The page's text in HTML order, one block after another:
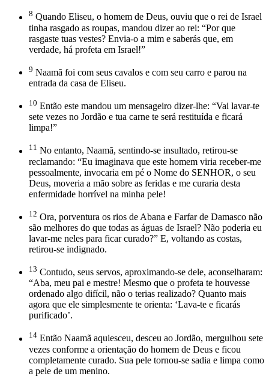
8 Quando Eliseu, o homem de Deus, ouviu que o rei de Israel
tinha rasgado as roupas, mandou dizer ao rei: “Por que
rasgaste tuas vestes? Envia-o a mim e saberás que, em
verdade, há profeta em Israel!”
9 Naamã foi com seus cavalos e com seu carro e parou na
entrada da casa de Eliseu.
10 Então este mandou um mensageiro dizer-lhe: “Vai lavar-te
sete vezes no Jordão e tua carne te será restituída e ficará
limpa!”
11 No entanto, Naamã, sentindo-se insultado, retirou-se
reclamando: “Eu imaginava que este homem viria receber-me
pessoalmente, invocaria em pé o Nome do SENHOR, o seu
Deus, moveria a mão sobre as feridas e me curaria desta
enfermidade horrível na minha pele!
12 Ora, porventura os rios de Abana e Farfar de Damasco não
são melhores do que todas as águas de Israel? Não poderia eu
lavar-me neles para ficar curado?” E, voltando as costas,
retirou-se indignado.
13 Contudo, seus servos, aproximando-se dele, aconselharam:
“Aba, meu pai e mestre! Mesmo que o profeta te houvesse
ordenado algo difícil, não o terias realizado? Quanto mais
agora que ele simplesmente te orienta: ‘Lava-te e ficarás
purificado’.
14 Então Naamã aquiesceu, desceu ao Jordão, mergulhou sete
vezes conforme a orientação do homem de Deus e ficou
completamente curado. Sua pele tornou-se sadia e limpa como
a pele de um menino.